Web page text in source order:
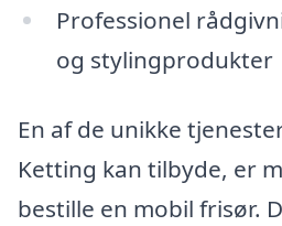
Professionel
og stylingprodukter
En af de unikke
Ketting kan tilbyde, er
bestille en mobil frisør.